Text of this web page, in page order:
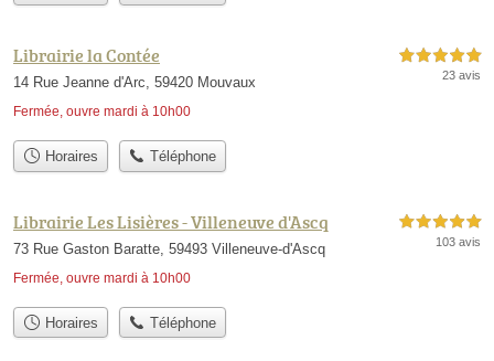
Librairie la Contée
14 Rue Jeanne d'Arc, 59420 Mouvaux
Fermée, ouvre mardi à 10h00
5,0 étoiles sur 5
23 avis
Horaires Téléphone
Librairie Les Lisières - Villeneuve d'Ascq
73 Rue Gaston Baratte, 59493 Villeneuve-d'Ascq
Fermée, ouvre mardi à 10h00
5,0 étoiles sur 5
103 avis
Horaires Téléphone